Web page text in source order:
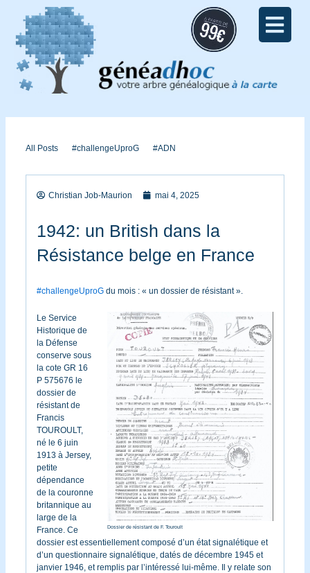
contenu
All Posts #challengeUproG #ADN
Christian Job-Maurion mai 4, 2025
1942: un British dans la
Résistance belge en France
#challengeUproG du mois : « un dossier de résistant ».
Dossier de résistant de F. Touroult
Le Service
Historique de
la Défense
conserve sous
la cote GR 16
P 575676 le
dossier de
résistant de
Francis
TOUROULT,
né le 6 juin
1913 à Jersey,
petite
dépendance
de la couronne
britannique au
large de la
France. Ce
dossier est essentiellement composé d’un état signalétique et
d’un questionnaire signalétique, datés de décembre 1945 et
janvier 1946, et remplis par l’intéressé lui-même. Il y relate son